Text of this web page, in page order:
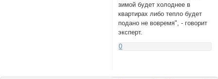
зимой будет холоднее в
квартирах либо тепло будет
подано не вовремя", - говорит
эксперт.
0